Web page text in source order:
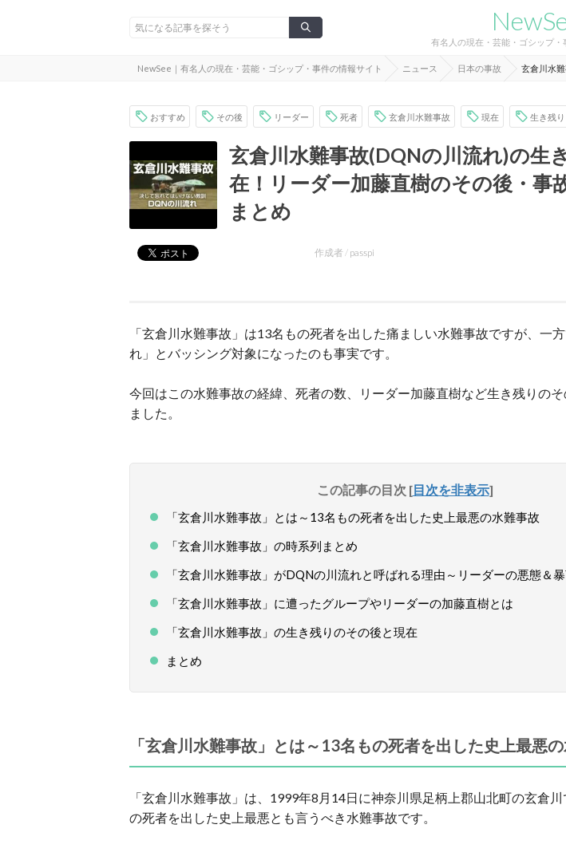
有名人の現在・芸能・ゴシップ・
NewSee｜有名人の現在・芸能・ゴシップ・事件の情報サイト ニュース 日本の事故 玄倉川水
おすすめ その後 リーダー 死者 玄倉川水難事故 現在 生き残り
玄倉川水難事故(DQNの川流れ)の生
在！リーダー加藤直樹のその後・事
まとめ
作成者 / passpi
「玄倉川水難事故」は13名もの死者を出した痛ましい水難事故ですが、一
れ」とバッシング対象になったのも事実です。
今回はこの水難事故の経緯、死者の数、リーダー加藤直樹など生き残りの
ました。
この記事の目次 [目次を非表示]
「玄倉川水難事故」とは～13名もの死者を出した史上最悪の水難事故
「玄倉川水難事故」の時系列まとめ
「玄倉川水難事故」がDQNの川流れと呼ばれる理由～リーダーの悪態＆
「玄倉川水難事故」に遭ったグループやリーダーの加藤直樹とは
「玄倉川水難事故」の生き残りのその後と現在
まとめ
「玄倉川水難事故」とは～13名もの死者を出した史上最悪
「玄倉川水難事故」は、1999年8月14日に神奈川県足柄上郡山北町の玄倉
の死者を出した史上最悪とも言うべき水難事故です。